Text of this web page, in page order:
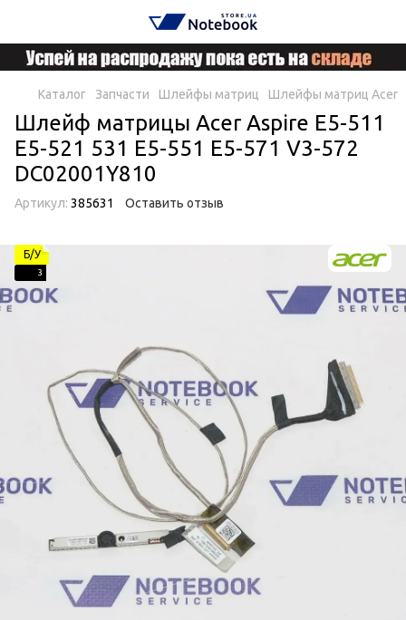
Каталог Запчасти Шлейфы матриц Шлейфы матриц Acer
Шлейф матрицы Acer Aspire E5-511
E5-521 531 E5-551 E5-571 V3-572
DC02001Y810
Артикул: 385631 Оставить отзыв
Б/У
3